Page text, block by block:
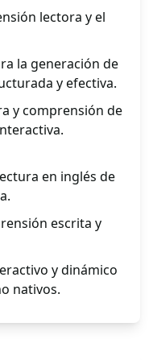
lectora y el
la generación de
y efectiva.
y comprensión de
en inglés de
escrita y
y dinámico
nativos.